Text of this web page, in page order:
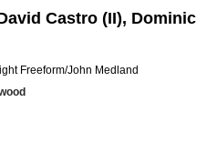
Castro (II), Dominic
Freeform/John Medland